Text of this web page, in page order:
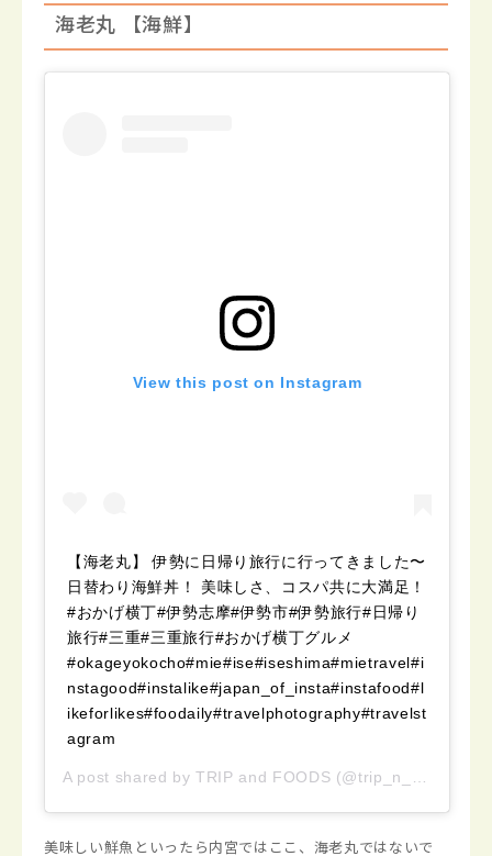
海老丸 【海鮮】
View this post on Instagram
【海老丸】 伊勢に日帰り旅行に行ってきました〜
日替わり海鮮丼！ 美味しさ、コスパ共に大満足！
#おかげ横丁#伊勢志摩#伊勢市#伊勢旅行#日帰り
旅行#三重#三重旅行#おかげ横丁グルメ
#okageyokocho#mie#ise#iseshima#mietravel#i
nstagood#instalike#japan_of_insta#instafood#l
ikeforlikes#foodaily#travelphotography#travelst
agram
A post shared byTRIP and FOODS (@trip_n_foods) on
美味しい鮮魚といったら内宮ではここ、海老丸ではないで